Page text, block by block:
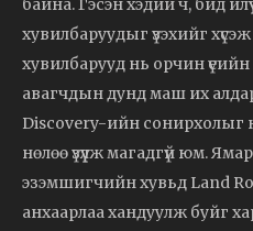
байна. Гэсэн хэдий ч, бид
хувилбаруудыг үзэхийг
хувилбарууд нь орчин
авагчдын дунд маш их
Discovery-ийн сонирхолыг
нөлөө үзүүлж магадгүй юм.
эзэмшигчийн хувьд Land
анхаарлаа хандуулж буйг